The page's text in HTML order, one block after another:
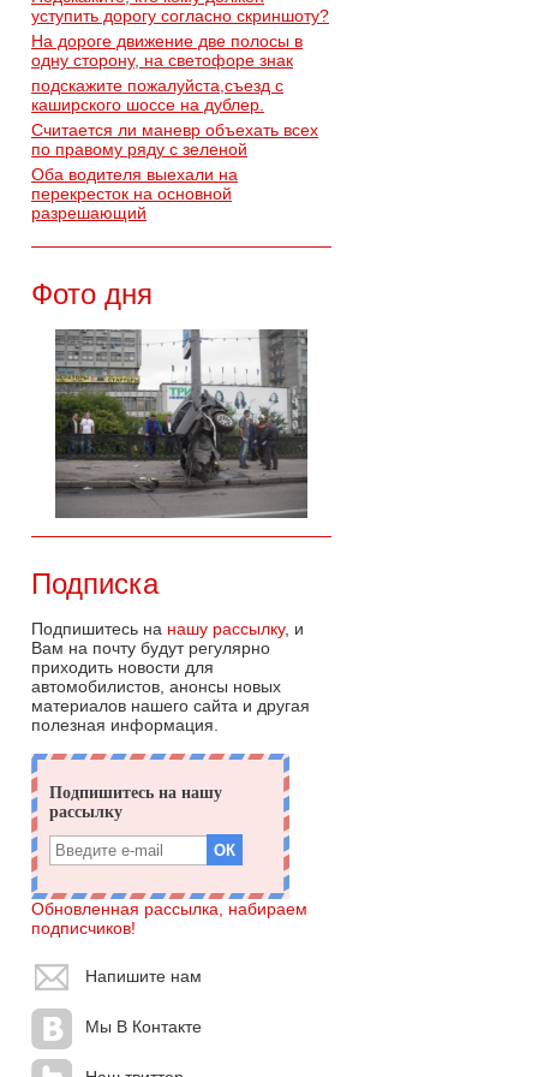
уступить дорогу согласно скриншоту?
На дороге движение две полосы в
одну сторону, на светофоре знак
подскажите пожалуйста,съезд с
каширского шоссе на дублер.
Считается ли маневр объехать всех
по правому ряду с зеленой
Оба водителя выехали на
перекресток на основной
разрешающий
Фото дня
Подписка
Подпишитесь на нашу рассылку, и
Вам на почту будут регулярно
приходить новости для
автомобилистов, анонсы новых
материалов нашего сайта и другая
полезная информация.
Обновленная рассылка, набираем
подписчиков!
Напишите нам
Мы В Контакте